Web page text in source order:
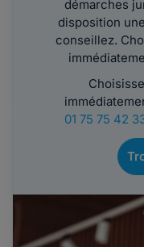
démarches
disposition
conseillez.
01 75 75 42